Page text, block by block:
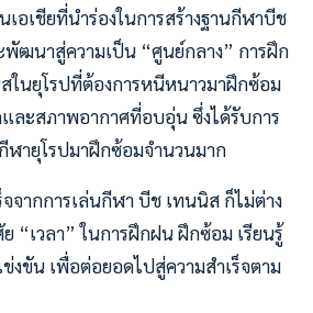
เอเชียที่นำร่องในการสร้างฐานกีฬาบีช
ฒนาสู่ความเป็น “ศูนย์กลาง” การฝึก
ในยุโรปที่ต้องการหนีหนาวมาฝึกซ้อม
ละสภาพอากาศที่อบอุ่น ซึ่งได้รับการ
ายุโรปมาฝึกซ้อมจำนวนมาก
จากการเล่นกีฬา บีช เทนนิส ก็ไม่ต่าง
“เวลา” ในการฝึกฝน ฝึกซ้อม เรียนรู้
งขัน เพื่อต่อยอดไปสู่ความสำเร็จตาม